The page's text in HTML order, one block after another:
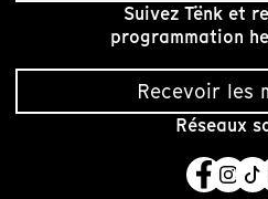
Suivez Tënk et
programmation
Recevoir les
Réseaux